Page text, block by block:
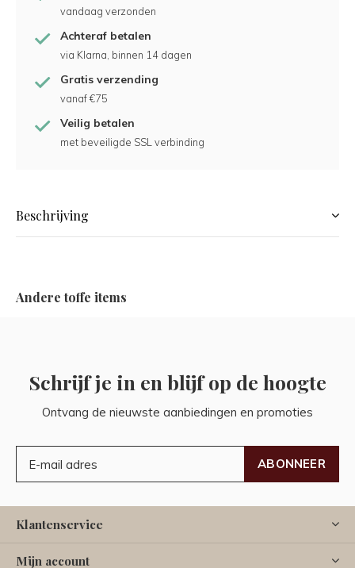
vandaag verzonden
Achteraf betalen
via Klarna, binnen 14 dagen
Gratis verzending
vanaf €75
Veilig betalen
met beveiligde SSL verbinding
Beschrijving
Andere toffe items
Schrijf je in en blijf op de hoogte
Ontvang de nieuwste aanbiedingen en promoties
ABONNEER
Klantenservice
Mijn account